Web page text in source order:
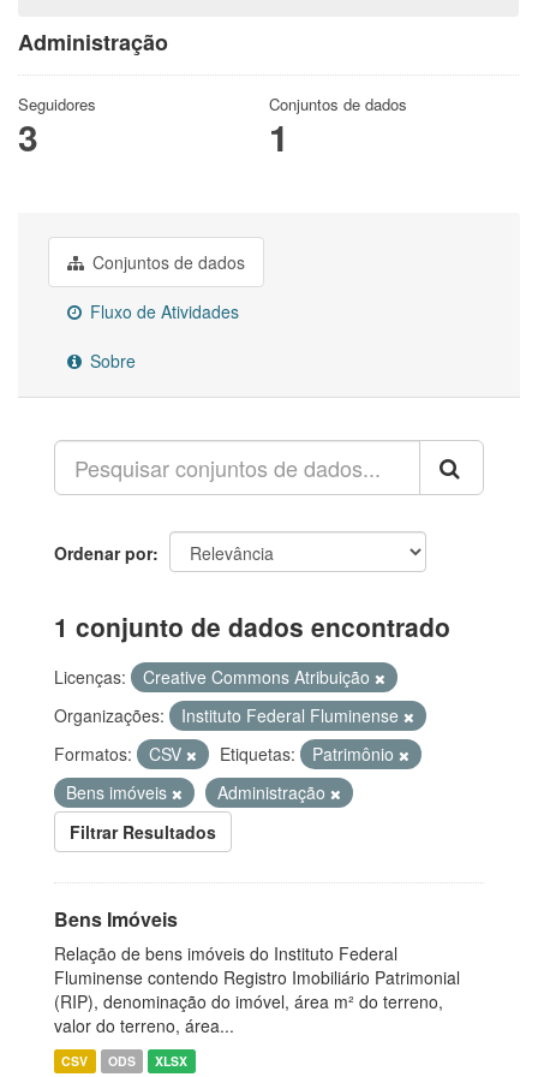
Administração
Seguidores
3
Conjuntos de dados
1
Conjuntos de dados
Fluxo de Atividades
Sobre
Ordenar por
1 conjunto de dados encontrado
Licenças:
Creative Commons Atribuição
Organizações:
Instituto Federal Fluminense
Formatos:
CSV Etiquetas:
Patrimônio
Bens imóveis
Administração
Filtrar Resultados
Bens Imóveis
Relação de bens imóveis do Instituto Federal
Fluminense contendo Registro Imobiliário Patrimonial
(RIP), denominação do imóvel, área m² do terreno,
valor do terreno, área...
CSV ODS XLSX